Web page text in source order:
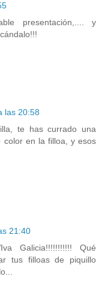
presentación,.... y
las 20:58
te has currado una
color en la filloa, y esos
21:40
Galicia!!!!!!!!!!! Qué
tus filloas de piquillo